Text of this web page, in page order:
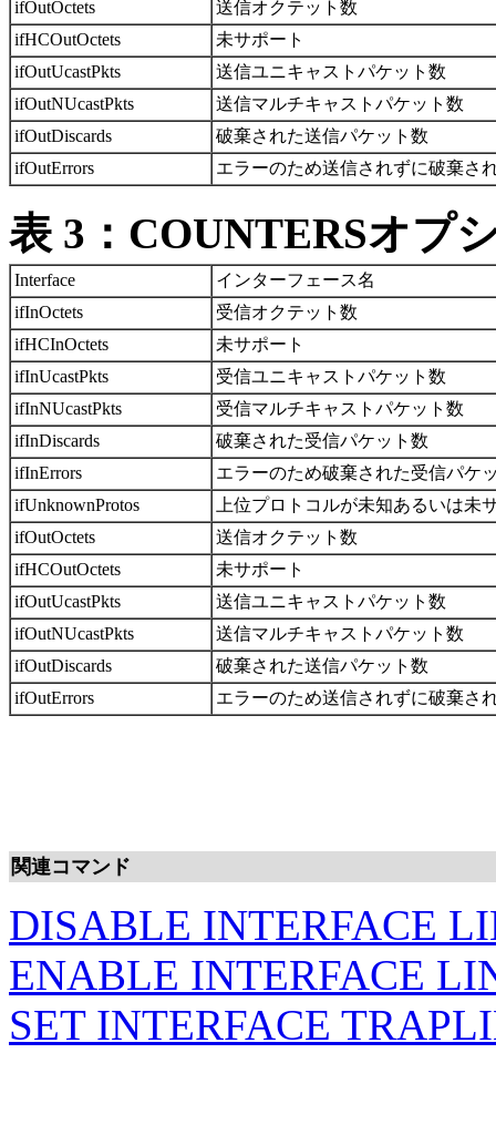
ifOutOctets
送信オクテット数
ifHCOutOctets
未サポート
ifOutUcastPkts
送信ユニキャストパケット数
ifOutNUcastPkts
送信マルチキャストパケット数
ifOutDiscards
破棄された送信パケット数
ifOutErrors
エラーのため送信されずに破棄さ
表 3：COUNTERSオプ
Interface
インターフェース名
ifInOctets
受信オクテット数
ifHCInOctets
未サポート
ifInUcastPkts
受信ユニキャストパケット数
ifInNUcastPkts
受信マルチキャストパケット数
ifInDiscards
破棄された受信パケット数
ifInErrors
エラーのため破棄された受信パケ
ifUnknownProtos
上位プロトコルが未知あるいは未
ifOutOctets
送信オクテット数
ifHCOutOctets
未サポート
ifOutUcastPkts
送信ユニキャストパケット数
ifOutNUcastPkts
送信マルチキャストパケット数
ifOutDiscards
破棄された送信パケット数
ifOutErrors
エラーのため送信されずに破棄さ
関連コマンド
DISABLE INTERFACE
ENABLE INTERFACE
SET INTERFACE